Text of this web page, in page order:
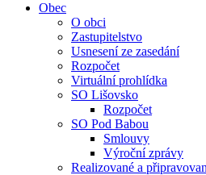
Obec
O obci
Zastupitelstvo
Usnesení ze zasedání
Rozpočet
Virtuální prohlídka
SO Lišovsko
Rozpočet
SO Pod Babou
Smlouvy
Výroční zprávy
Realizované a